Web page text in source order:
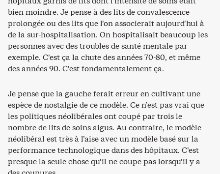
bien moindre. Je pense à des lits de convalescence
prolongée ou des lits que l’on associerait aujourd’hui à
de la sur-hospitalisation. On hospitalisait beaucoup les
personnes avec des troubles de santé mentale par
exemple. C’est ça la chute des années 70-80, et même
des années 90. C’est fondamentalement ça.
Je pense que la gauche ferait erreur en cultivant une
espèce de nostalgie de ce modèle. Ce n’est pas vrai que
les politiques néolibérales ont coupé par trois le
nombre de lits de soins aigus. Au contraire, le modèle
néolibéral est très à l’aise avec un modèle basé sur la
performance technologique dans des hôpitaux. C’est
presque la seule chose qu’il ne coupe pas lorsqu’il y a